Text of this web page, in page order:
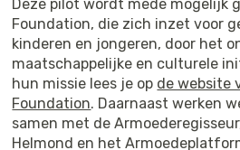
Deze pilot wordt mede mogelijk
Foundation, die zich inzet voor
kinderen en jongeren, door het
maatschappelijke en culturele
hun missie lees je op de website
Foundation. Daarnaast werken
samen met de
Helmond en het